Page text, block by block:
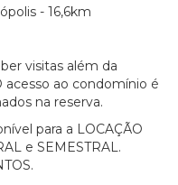
- 16,6km
visitas além da
acesso ao condomínio é
na reserva.
para a LOCAÇÃO
e SEMESTRAL.